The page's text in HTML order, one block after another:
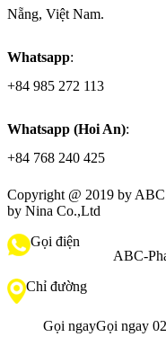
Nẵng, Việt Nam.
Whatsapp:
+84 985 272 113
Whatsapp (Hoi An):
+84 768 240 425
Copyright @ 2019 by ABC
by Nina Co.,Ltd
Gọi điện
ABC-
Chỉ đường
Gọi ngayGọi ngay